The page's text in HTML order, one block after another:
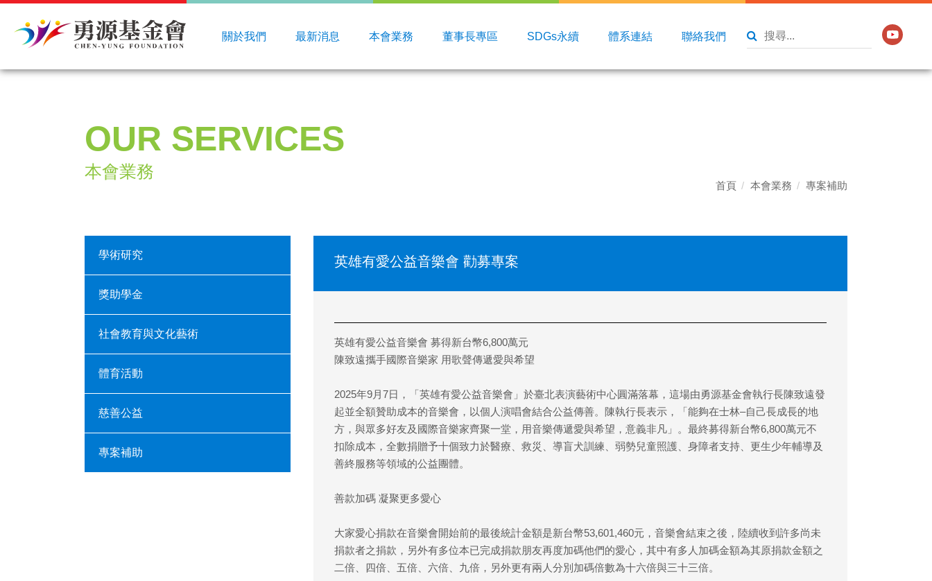
關於我們 最新消息 本會業務 董事長專區 SDGs永續 體系連結 聯絡我們
OUR SERVICES
本會業務
首頁 本會業務 專案補助
英雄有愛公益音樂會 勸募專案
英雄有愛公益音樂會 募得新台幣6,800萬元
陳致遠攜手國際音樂家 用歌聲傳遞愛與希望
2025年9月7日，「英雄有愛公益音樂會」於臺北表演藝術中心圓滿落幕，這場由勇源基金會執行長陳致遠發
起並全額贊助成本的音樂會，以個人演唱會結合公益傳善。陳執行長表示，「能夠在士林–自己長成長的地
方，與眾多好友及國際音樂家齊聚一堂，用音樂傳遞愛與希望，意義非凡」。最終募得新台幣6,800萬元不
扣除成本，全數捐贈予十個致力於醫療、救災、導盲犬訓練、弱勢兒童照護、身障者支持、更生少年輔導及
善終服務等領域的公益團體。
善款加碼 凝聚更多愛心
大家愛心捐款在音樂會開始前的最後統計金額是新台幣53,601,460元，音樂會結束之後，陸續收到許多尚未
捐款者之捐款，另外有多位本已完成捐款朋友再度加碼他們的愛心，其中有多人加碼金額為其原捐款金額之
二倍、四倍、五倍、六倍、九倍，另外更有兩人分別加碼倍數為十六倍與三十三倍。
學術研究
獎助學金
社會教育與文化藝術
體育活動
慈善公益
專案補助